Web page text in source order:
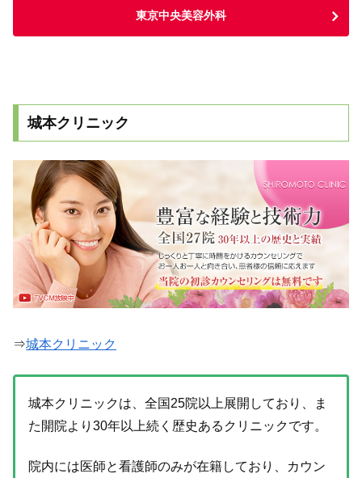
東京中央美容外科
城本クリニック
⇒城本クリニック
城本クリニックは、全国25院以上展開しており、ま
た開院より30年以上続く歴史あるクリニックです。
院内には医師と看護師のみが在籍しており、カウン